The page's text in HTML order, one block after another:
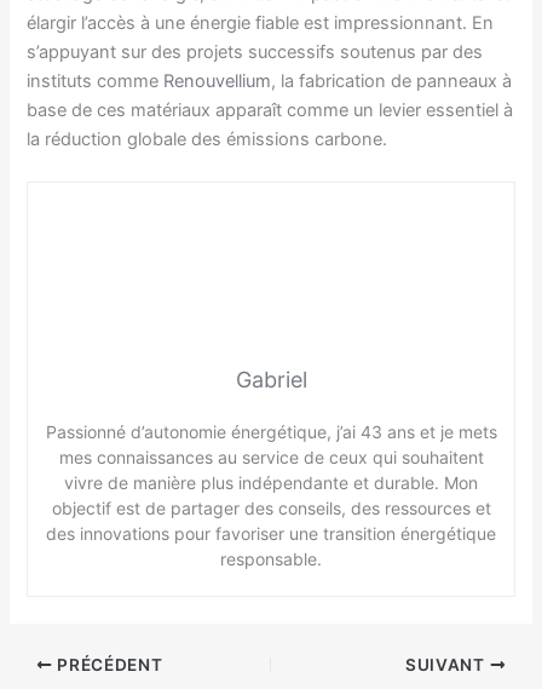
élargir l’accès à une énergie fiable est impressionnant. En
s’appuyant sur des projets successifs soutenus par des
instituts comme Renouvellium, la fabrication de panneaux à
base de ces matériaux apparaît comme un levier essentiel à
la réduction globale des émissions carbone.
Gabriel
Passionné d’autonomie énergétique, j’ai 43 ans et je mets
mes connaissances au service de ceux qui souhaitent
vivre de manière plus indépendante et durable. Mon
objectif est de partager des conseils, des ressources et
des innovations pour favoriser une transition énergétique
responsable.
PRÉCÉDENT SUIVANT